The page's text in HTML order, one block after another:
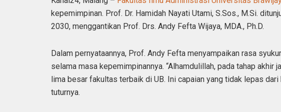
kepemimpinan. Prof. Dr. Hamidah Nayati Utami, S.Sos., M.Si.
2030, menggantikan Prof. Drs. Andy Fefta Wijaya, MDA., Ph.D.
Dalam pernyataannya, Prof. Andy Fefta menyampaikan rasa
selama masa kepemimpinannya. “Alhamdulillah, pada tahap akhir
lima besar fakultas terbaik di UB. Ini capaian yang tidak lepas
tuturnya.